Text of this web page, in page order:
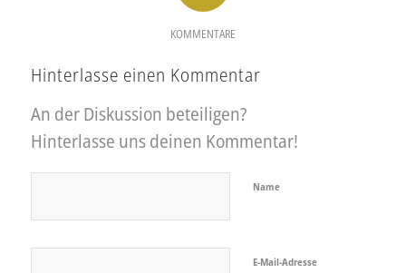
KOMMENTARE
Hinterlasse einen Kommentar
An der Diskussion beteiligen?
Hinterlasse uns deinen Kommentar!
Name
E-Mail-Adresse